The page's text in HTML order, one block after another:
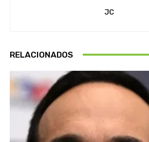
JC
RELACIONADOS